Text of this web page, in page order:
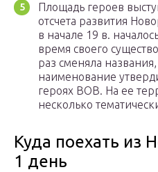
Площадь героев
отсчета развития
в начале 19 в.
время своего
раз сменяла
наименование
героях ВОВ. На ее
несколько
Куда поехать из
1 день